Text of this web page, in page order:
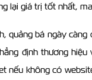
lại giá trị tốt nhất,
quảng bá ngày
định thương
nếu không có